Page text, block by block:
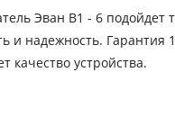
Эван В1 - 6 подойдет
и надежность. Гарантия
качество устройства.